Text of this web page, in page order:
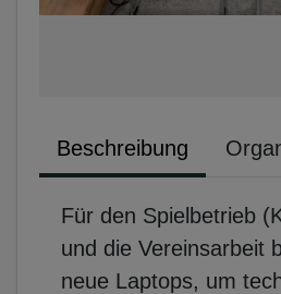
Beschreibung
Für den Spielbetrieb
und die Vereinsarbeit
neue Laptops, um